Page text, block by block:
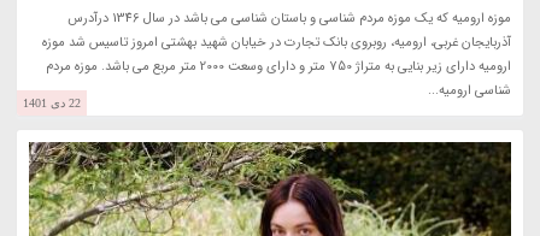
موزه ارومیه که یک موزه مردم شناسی و باستان شناسی می باشد در سال 1346 درآدرس
آذربایجان غربی، ارومیه، روبروی بانک تجارت در خیابان شهید بهشتی امروز تاسیس شد موزه
ارومیه دارای زیر بنایی به متراژ 750 متر و دارای وسعت 2000 متر مربع می باشد. موزه مردم
شناسی ارومیه...
22 دی 1401